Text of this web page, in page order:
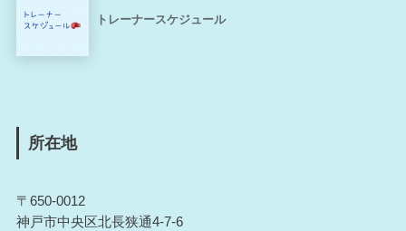
トレーナースケジュール
所在地
〒650-0012
神戸市中央区北長狭通4-7-6